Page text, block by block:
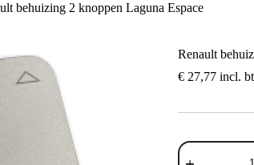
behuizing 2 knoppen Laguna Espace
Renault
€27,77incl.
Renault
behuizing